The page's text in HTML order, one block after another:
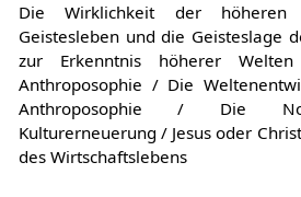
Die Wirklichkeit der
Geistesleben und die Geisteslage
zur Erkenntnis höherer
Anthroposophie / Die
Anthroposophie / Die
Kulturerneuerung / Jesus oder
des Wirtschaftslebens